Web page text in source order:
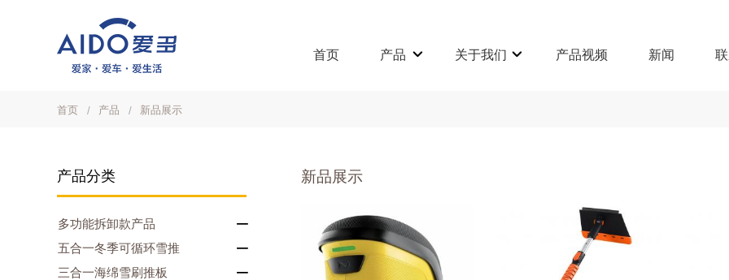
首页 产品 关于我们 产品视频 新闻
首页 产品 新品展示
产品分类
多功能拆卸款产品
五合一冬季可循环雪推
三合一海绵雪刷推板
新品展示